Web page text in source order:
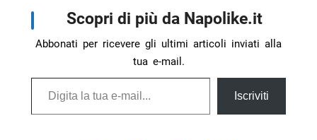
Scopri di più da Napolike.it
Abbonati per ricevere gli ultimi articoli inviati alla
tua e-mail.
Digita la tua e-mail...
Iscriviti